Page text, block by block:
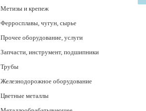
Метизы и крепеж
Ферросплавы, чугун, сырье
Прочее оборудование, услуги
Запчасти, инструмент, подшипники
Трубы
Железнодорожное оборудование
Цветные металлы